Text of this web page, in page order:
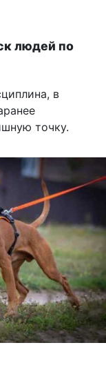
людей по
в
точку.